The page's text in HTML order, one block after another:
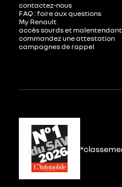
contactez-nous
FAQ : foire aux questions
My Renault
accès sourds et
commandez une attestation
campagnes de rappel